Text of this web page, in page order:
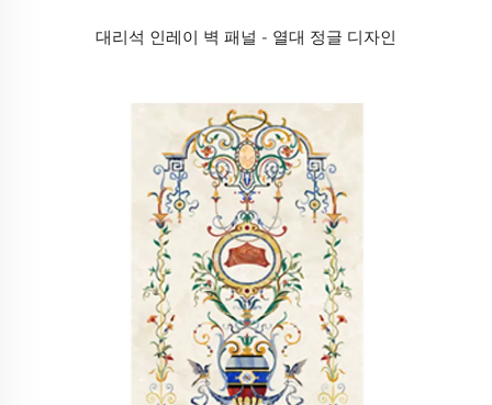
대리석 인레이 벽 패널 - 열대 정글 디자인